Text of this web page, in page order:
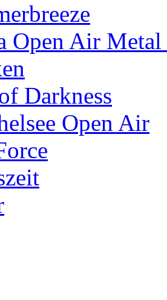
Open Air
Darkness
Open Air